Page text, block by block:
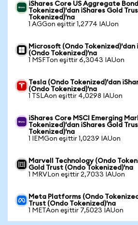
iShares Core US Aggregate
Tokenized)'dan iShares Gold
Tokenized)'na
1 AGGon eşittir 1,2774 IAUon
Microsoft (Ondo Tokenized)'dan
(Ondo Tokenized)'na
1 MSFTon eşittir 6,3043 IAUon
Tesla (Ondo Tokenized)'dan
(Ondo Tokenized)'na
1 TSLAon eşittir 4,0298 IAUon
iShares Core MSCI Emerging
Tokenized)'dan iShares Gold
Tokenized)'na
1 IEMGon eşittir 1,0239 IAUon
Marvell Technology (Ondo
Gold Trust (Ondo Tokenized)'na
1 MRVLon eşittir 2,7033 IAUon
Meta Platforms (Ondo
Trust (Ondo Tokenized)'na
1 METAon eşittir 7,5023 IAUon